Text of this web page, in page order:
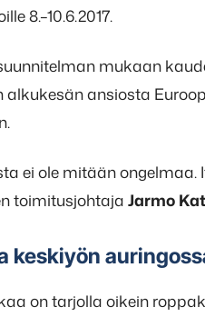
8.–10.6.2017.
mukaan
alkukesän ansiosta
ei ole mitään
toimitusjohtaja Jarmo
keskiyön
on tarjolla oikein